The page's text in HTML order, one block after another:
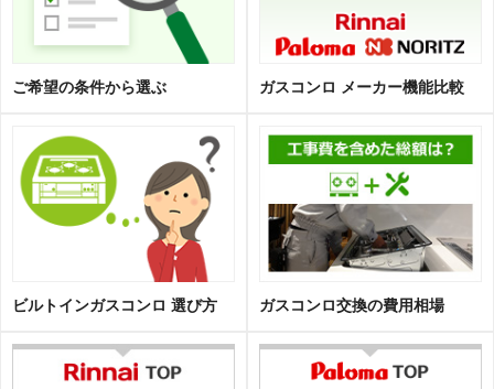
ご希望の条件から選ぶ ガスコンロ メーカー機能比較
ビルトインガスコンロ 選び方 ガスコンロ交換の費用相場